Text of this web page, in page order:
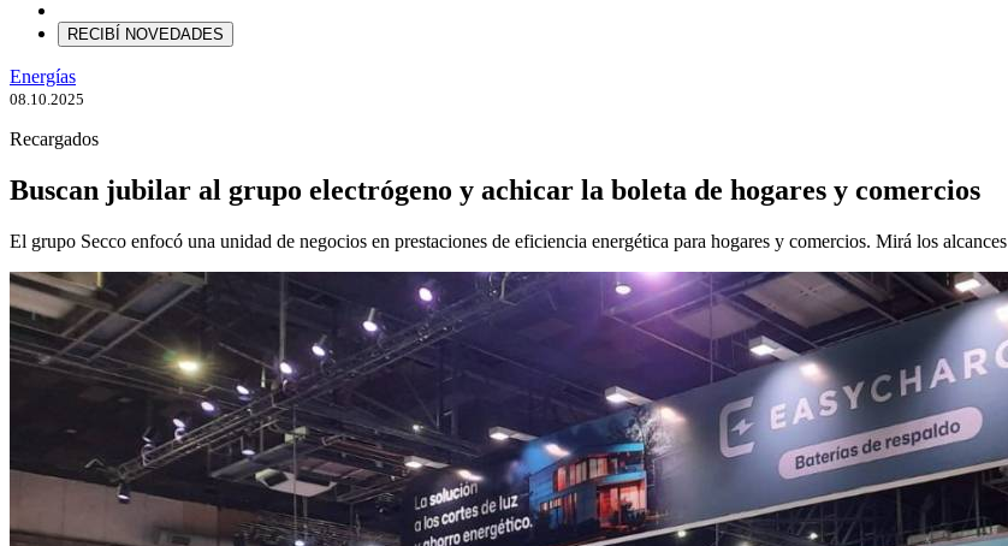
RECIBÍ NOVEDADES
Energías
08.10.2025
Recargados
Buscan jubilar al grupo electrógeno y achicar la boleta de hogares y comercios
El grupo Secco enfocó una unidad de negocios en prestaciones de eficiencia energética para hogares y comercios. Mirá los alcances